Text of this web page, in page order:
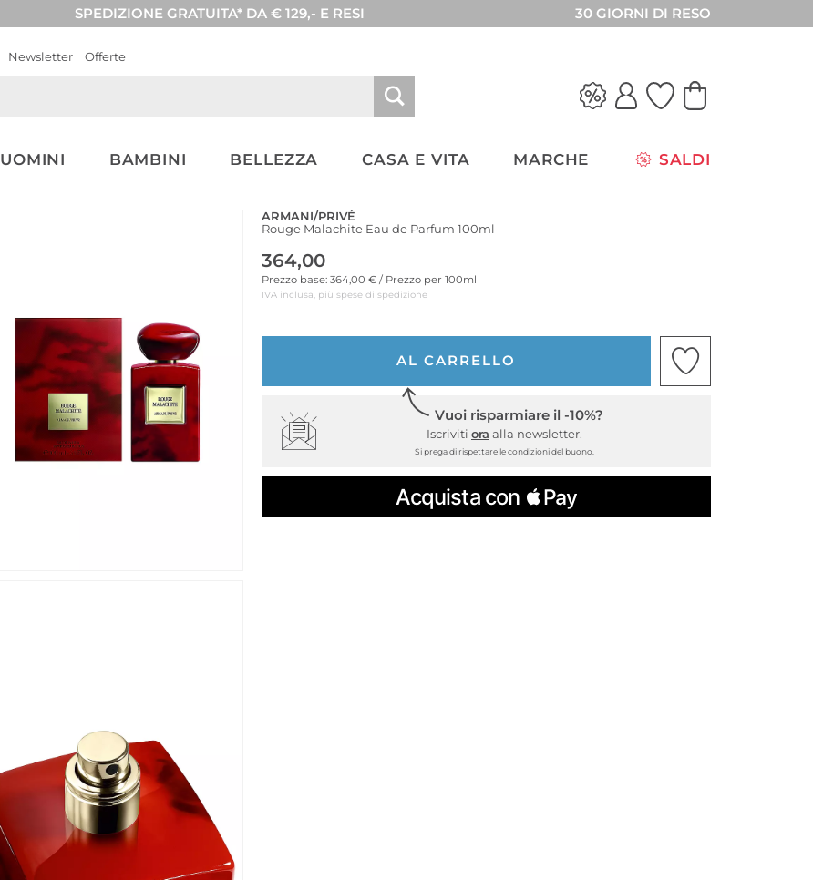
SPEDIZIONE GRATUITA* DA € 129,- E RESI 30 GIORNI DI RESO
Newsletter Offerte
UOMINI BAMBINI BELLEZZA CASA E VITA MARCHE SALDI
ARMANI/PRIVÉ
Rouge Malachite Eau de Parfum 100ml
364,00
Prezzo base: 364,00 € / Prezzo per 100ml
IVA inclusa, più spese di spedizione
AL CARRELLO
Vuoi risparmiare il -10%?
Iscriviti ora alla newsletter.
Si prega di rispettare le condizioni del buono.